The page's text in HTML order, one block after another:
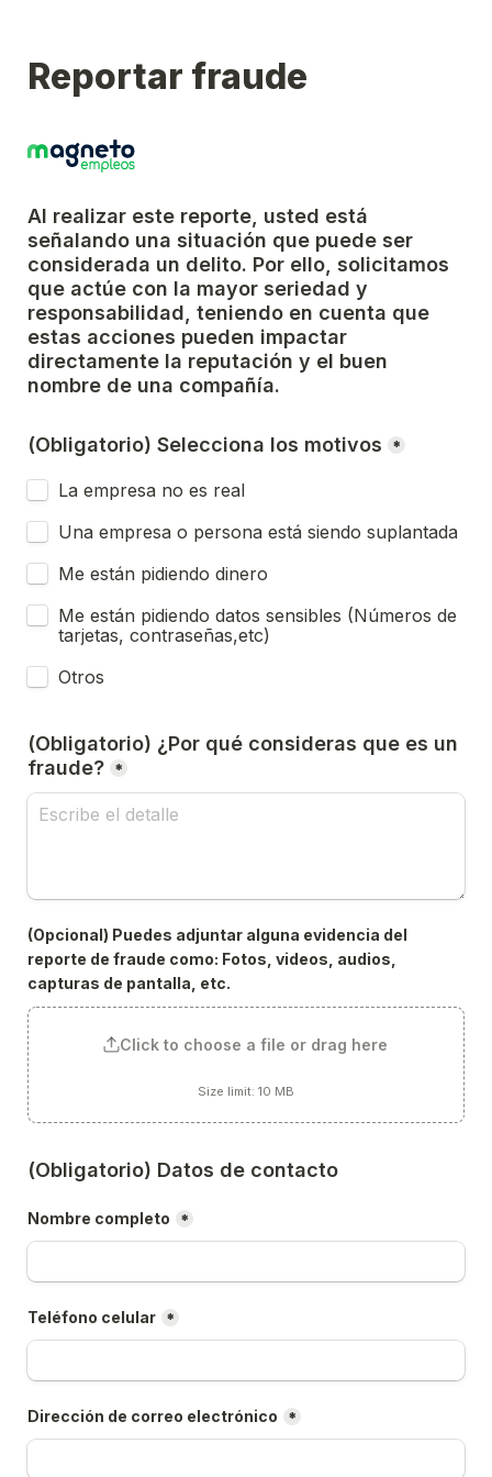
Reportar fraude
Al realizar este reporte, usted está
señalando una situación que puede ser
considerada un delito. Por ello, solicitamos
que actúe con la mayor seriedad y
responsabilidad, teniendo en cuenta que
estas acciones pueden impactar
directamente la reputación y el buen
nombre de una compañía.
(Obligatorio) Selecciona los motivos *
La empresa no es real
Una empresa o persona está siendo suplantada
Me están pidiendo dinero
Me están pidiendo datos sensibles (Números de
tarjetas, contraseñas,etc)
Otros
(Obligatorio) ¿Por qué consideras que es un
fraude? *
(Opcional) Puedes adjuntar alguna evidencia del
reporte de fraude como: Fotos, videos, audios,
capturas de pantalla, etc.
Click to choose a file or drag here
Size limit: 10 MB
(Obligatorio) Datos de contacto
Nombre completo *
Teléfono celular *
Dirección de correo electrónico *